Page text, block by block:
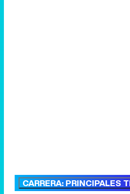
CARRERA: PRINCIPALES